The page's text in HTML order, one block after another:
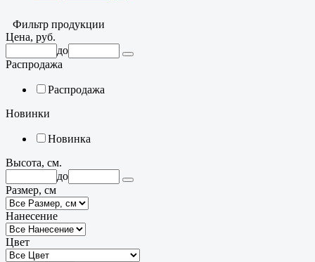
Фильтр продукции
Цена, руб.
до
Распродажа
Распродажа
Новинки
Новинка
Высота, см.
до
Размер, см
Нанесение
Цвет